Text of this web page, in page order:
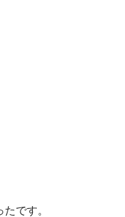
です。